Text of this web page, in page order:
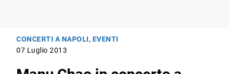
CONCERTI A NAPOLI, EVENTI
07 Luglio 2013